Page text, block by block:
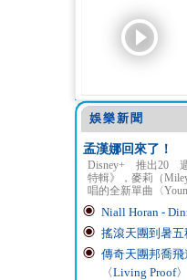
娛樂新聞
孟漢娜回來了！
Disney+ 推出20 週
特輯》，麥莉（
唱的全新單曲〈
Niall Horan -
搖滾天團到暑五
傳奇天團邦喬
〈Living Proof〉